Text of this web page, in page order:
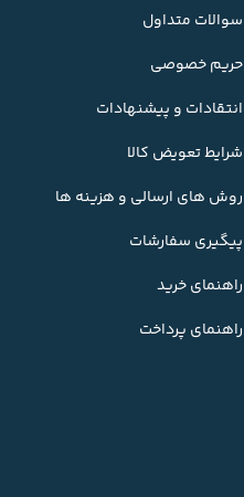
سوالات متداول
حریم خصوصی
انتقادات و پیشنهادات
شرایط تعویض کالا
روش های ارسالی و هزینه ها
پیگیری سفارشات
راهنمای خرید
راهنمای پرداخت